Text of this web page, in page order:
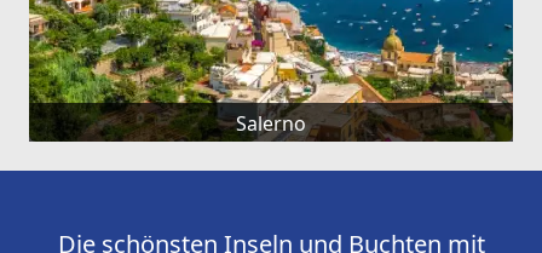
Salerno
Die schönsten Inseln und Buchten mit